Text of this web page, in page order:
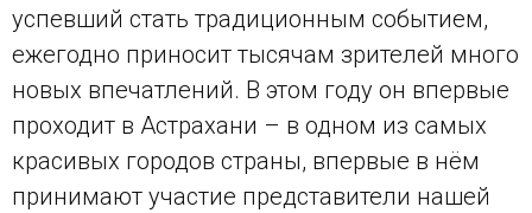
успевший стать традиционным событием,
ежегодно приносит тысячам зрителей много
новых впечатлений. В этом году он впервые
проходит в Астрахани – в одном из самых
красивых городов страны, впервые в нём
принимают участие представители нашей